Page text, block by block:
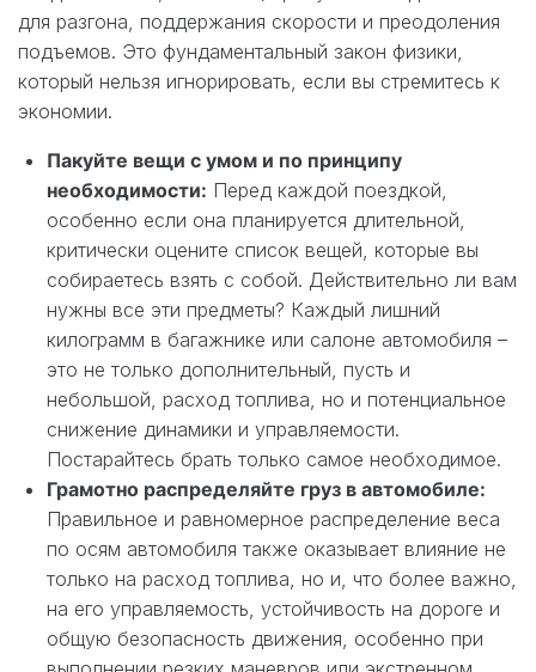
для разгона, поддержания скорости и преодоления
подъемов. Это фундаментальный закон физики,
который нельзя игнорировать, если вы стремитесь к
экономии.
Пакуйте вещи с умом и по принципу
необходимости: Перед каждой поездкой,
особенно если она планируется длительной,
критически оцените список вещей, которые вы
собираетесь взять с собой. Действительно ли вам
нужны все эти предметы? Каждый лишний
килограмм в багажнике или салоне автомобиля –
это не только дополнительный, пусть и
небольшой, расход топлива, но и потенциальное
снижение динамики и управляемости.
Постарайтесь брать только самое необходимое.
Грамотно распределяйте груз в автомобиле:
Правильное и равномерное распределение веса
по осям автомобиля также оказывает влияние не
только на расход топлива, но и, что более важно,
на его управляемость, устойчивость на дороге и
общую безопасность движения, особенно при